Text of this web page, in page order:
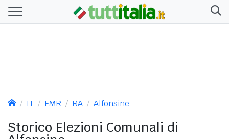
IT EMR RA Alfonsine
Storico Elezioni Comunali di